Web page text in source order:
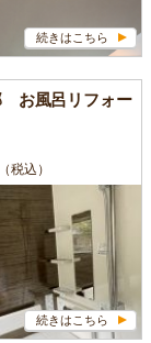
続きはこちら
お風呂リフォー
税込）
続きはこちら